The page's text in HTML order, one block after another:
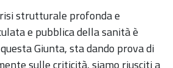
strutturale profonda e
e pubblica della sanità è
Giunta, sta dando prova di
sulle criticità, siamo riusciti a